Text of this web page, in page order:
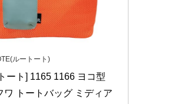
ルートート)
ート] 1165 1166 ヨコ型
ワ トートバッグ ミディア